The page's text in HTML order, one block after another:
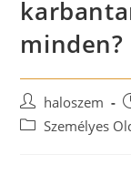
minden?
Post
author:
haloszem
PostSzemélyes